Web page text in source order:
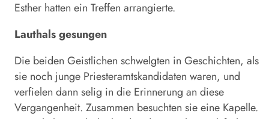
Esther hatten ein Treffen arrangierte.
Lauthals gesungen
Die beiden Geistlichen schwelgten in Geschichten, als
sie noch junge Priesteramtskandidaten waren, und
verfielen dann selig in die Erinnerung an diese
Vergangenheit. Zusammen besuchten sie eine Kapelle.